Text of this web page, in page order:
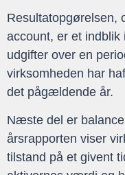
Resultatopgørelsen,
account, er et
udgifter over en
virksomheden har
det pågældende år.
Næste del er
årsrapporten viser
tilstand på et givent